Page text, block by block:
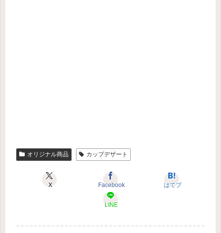
オリジナル商品 カップデザート
X Facebook はてブ
LINE